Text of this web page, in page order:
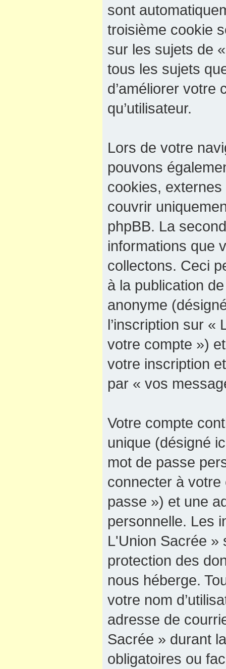
sont
troisième cookie
sur les sujets de
tous les sujets
d’améliorer votre
qu’utilisateur.
Lors de votre
pouvons
cookies,
couvrir
phpBB. La
informations que
collectons. Ceci
à la publication
anonyme
l’inscription sur «
votre compte »)
votre inscription
par « vos
Votre compte
unique (désigné
mot de passe
connecter à
passe ») et une
personnelle. Les
L'Union Sacrée »
protection des
nous héberge.
votre nom
adresse de
Sacrée » durant
obligatoires ou